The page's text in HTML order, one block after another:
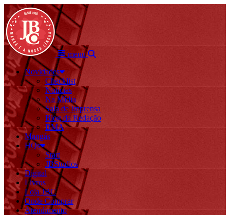
menu
Novidades
Checklist
Notícias
Na Mídia
Sala de Imprensa
Blog da Redação
BMA
Mangás
HQs
Start
JBStudios
Digital
Livros
Loja JBC
Onde Comprar
Atendimento